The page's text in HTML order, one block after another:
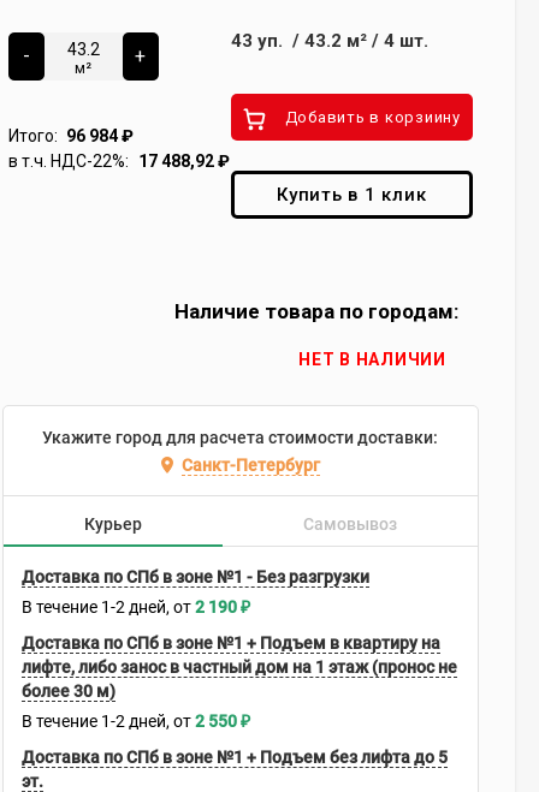
-
м²
+
Итого: 96 984₽
в т.ч. НДС-22%:
17 488,92₽
43 уп. / 43.2 м²/ 4 шт.
Добавить в корзиину
Купить в 1 клик
Наличие товара по городам:
НЕТ В НАЛИЧИИ
Укажите город для расчета стоимости доставки:
Санкт-Петербург
Курьер Самовывоз
Доставка по СПб в зоне №1 - Без разгрузки
В течение 1-2 дней 2 190₽
Доставка по СПб в зоне №1 + Подъем в квартиру на
лифте, либо занос в частный дом на 1 этаж (пронос не
более 30 м)
В течение 1-2 дней 2 550₽
Доставка по СПб в зоне №1 + Подъем без лифта до 5
эт.